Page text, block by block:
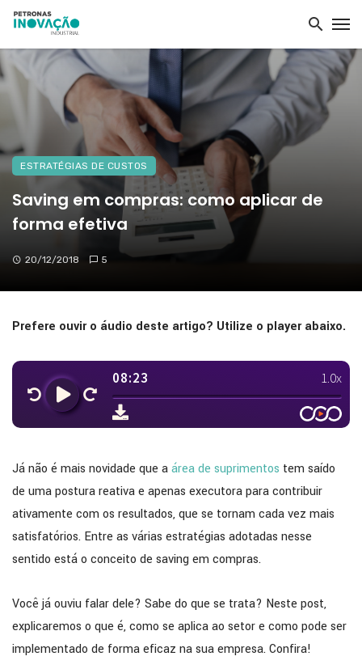
ESTRATÉGIAS DE CUSTOS
Saving em compras: como aplicar de
forma efetiva
20/12/2018 5
Prefere ouvir o áudio deste artigo? Utilize o player abaixo.
Já não é mais novidade que aárea de suprimentos tem saído
de uma postura reativa e apenas executora para contribuir
ativamente com os resultados, que se tornam cada vez mais
satisfatórios. Entre as várias estratégias adotadas nesse
sentido está o conceito de saving em compras.
Você já ouviu falar dele? Sabe do que se trata? Neste post,
explicaremos o que é, como se aplica ao setor e como pode ser
implementado de forma eficaz na sua empresa. Confira!